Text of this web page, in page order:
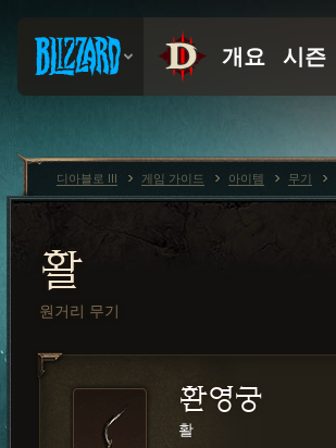
활
원거리 무기
환영궁
활
디아블로 III 게임 가이드 아이템 무기